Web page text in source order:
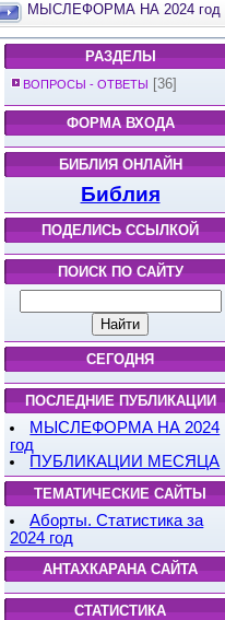
МЫСЛЕФОРМА НА 2024 год
РАЗДЕЛЫ
ВОПРОСЫ - ОТВЕТЫ [36]
ФОРМА ВХОДА
БИБЛИЯ ОНЛАЙН
Библия
ПОДЕЛИСЬ ССЫЛКОЙ
ПОИСК ПО САЙТУ
СЕГОДНЯ
ПОСЛЕДНИЕ ПУБЛИКАЦИИ
МЫСЛЕФОРМА НА 2024
год
ПУБЛИКАЦИИ МЕСЯЦА
ТЕМАТИЧЕСКИЕ САЙТЫ
Аборты. Статистика за
2024 год
АНТАХКАРАНА САЙТА
СТАТИСТИКА